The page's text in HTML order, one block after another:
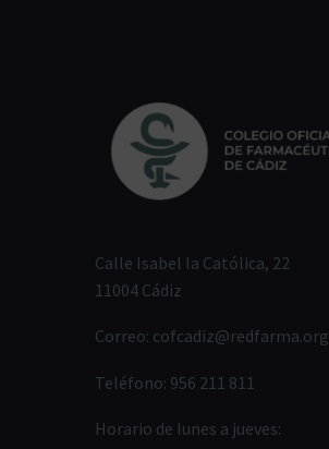
Calle Isabel la Católica, 22
11004 Cádiz
Correo: cofcadiz@redfarma.org
Teléfono: 956 211 811
Horario de lunes a jueves: